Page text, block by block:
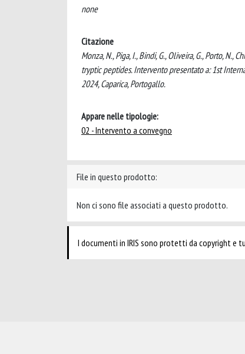
none
Citazione
Monza, N., Piga, I., Bindi, G., Oliveira, G., Porto,
tryptic peptides. Intervento presentato a: 1st
2024, Caparica, Portogallo.
Appare nelle tipologie:
02 - Intervento a convegno
File in questo prodotto:
Non ci sono file associati a questo prodotto.
I documenti in IRIS sono protetti da copyright e